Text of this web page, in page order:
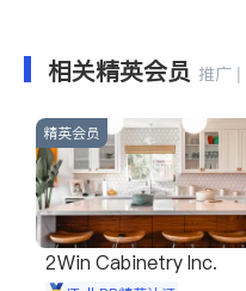
相关精英会员 推广 |
精英会员
2Win Cabinetry Inc.